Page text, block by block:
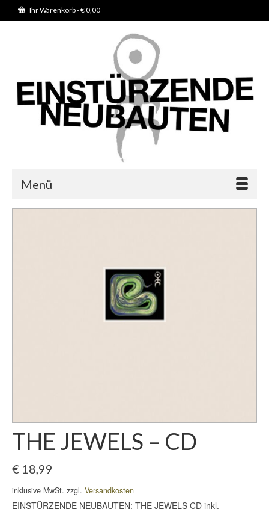
Ihr Warenkorb-€0,00
Menü
THE JEWELS – CD
€ 18,99
inklusive MwSt. zzgl. Versandkosten
EINSTÜRZENDE NEUBAUTEN: THE JEWELS CD inkl.